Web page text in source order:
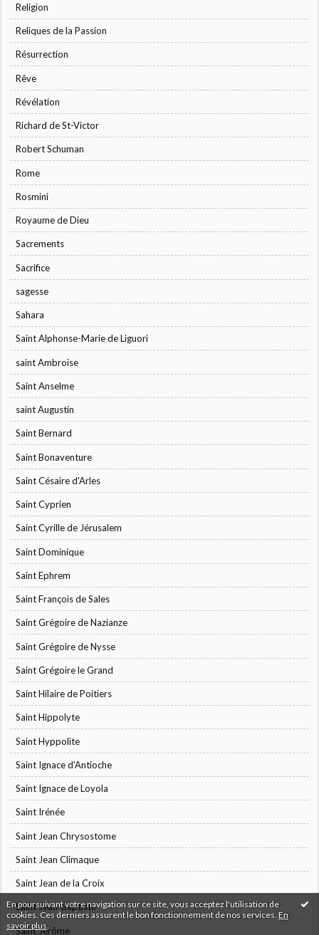
En poursuivant votre navigation sur ce site, vous acceptez l'utilisation de
cookies. Ces derniers assurent le bon fonctionnement de nos services. En
savoir plus
Religion
Reliques de la Passion
Résurrection
Rêve
Révélation
Richard de St-Victor
Robert Schuman
Rome
Rosmini
Royaume de Dieu
Sacrements
Sacrifice
sagesse
Sahara
Saint Alphonse-Marie de Liguori
saint Ambroise
Saint Anselme
saint Augustin
Saint Bernard
Saint Bonaventure
Saint Césaire d'Arles
Saint Cyprien
Saint Cyrille de Jérusalem
Saint Dominique
Saint Ephrem
Saint François de Sales
Saint Grégoire de Nazianze
Saint Grégoire de Nysse
Saint Grégoire le Grand
Saint Hilaire de Poitiers
Saint Hippolyte
Saint Hyppolite
Saint Ignace d'Antioche
Saint Ignace de Loyola
Saint Irénée
Saint Jean Chrysostome
Saint Jean Climaque
Saint Jean de la Croix
Saint Jean-Baptiste
Saint Jérôme